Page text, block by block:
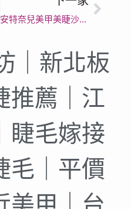
安特奈兒美甲美睫沙龍｜新北市精緻做指甲首選｜客製化美甲款式與頂級光療指甲服務
｜新北板
推薦｜江
睫毛嫁接
毛｜平價